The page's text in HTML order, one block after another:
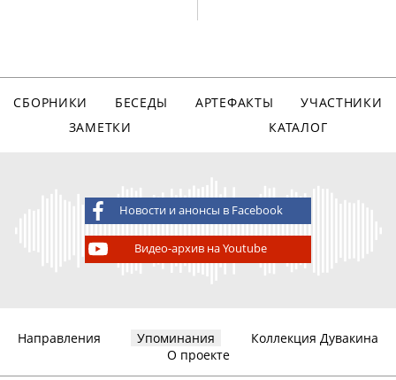
СБОРНИКИ БЕСЕДЫ АРТЕФАКТЫ
УЧАСТНИКИ
ЗАМЕТКИ
КАТАЛОГ
Новости и анонсы в Facebook
Видео-архив на Youtube
Направления Упоминания
Коллекция Дувакина
О проекте